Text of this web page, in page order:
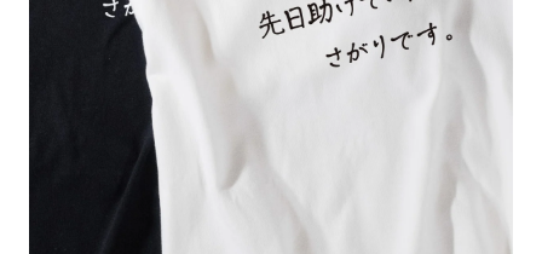
ください）
当社の既製デザインを利用してのぼり旗を
製作したい場合
のぼり旗の改造プランとなりますので改造の
程度によってデザイン加工費用が発生いたし
名などをご記載ください。専任のデザイナー
がバッチリデザインします。書体などのご指
定がなければ、のぼりのイメージに最適のフ
ォントを使用します。基本的にのぼりの下部
にショップ名、社名、電話番号が入ります。
データをお送りいただけましたらロゴの印刷
り反転したデザインをみるよりも正像でみら
れるデザインを提供したいかと思いますので
その辺を参考にするとよいかもしれません。
ハトメ加工
ハトメ（鳩目）とは、革や布などに開けた穴
を補強するために取り付けるリングです。壁
側にロープなどで固定して、突風で倒れること
も風向きによってずっと裏向きになってしまう
いこともありません。
ハトメ加工
ハトメ（鳩目）とは、革や布などに開けた穴
を補強するために取り付けるリングです。壁
側にロープなどで固定して、突風で倒れること
も風向きによってずっと裏向きになってしまう
いこともありません。
チチのついてない長辺・
短辺を補強縫製します
4本（5分割）
【注意点】
スリット（切り込み）は均等割りを意識して